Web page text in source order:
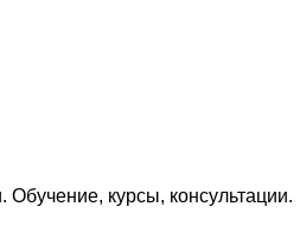
курсы, консультации.